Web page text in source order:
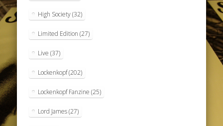
High Society(32)
Limited Edition (27)
Live (37)
Lockenkopf(202)
Lockenkopf Fanzine (25)
Lord James(27)